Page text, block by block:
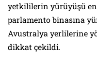
yetkililerin yürüyüşü
parlamento binasına
Avustralya yerlilerine
dikkat çekildi.